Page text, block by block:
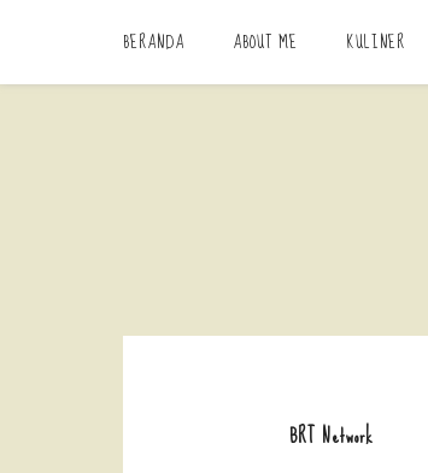
BERANDA ABOUT ME KULINER
BRT Network